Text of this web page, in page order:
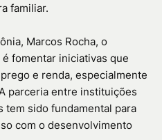
familiar.
Marcos Rocha, o
fomentar iniciativas que
e renda, especialmente
parceria entre instituições
tem sido fundamental para
com o desenvolvimento